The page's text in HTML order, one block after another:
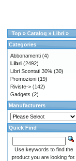
Top » Catalog » Libri »
Categories
Abbonamenti (4)
Libri (2492)
Libri Scontati 30% (30)
Promozioni (19)
Riviste-> (142)
Gadgets (2)
Manufacturers
Quick Find
Use keywords to find the
product you are looking for.